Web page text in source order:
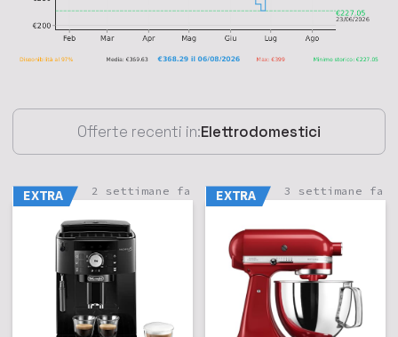
Offerte recenti in:Elettrodomestici
EXTRA 2 settimane fa EXTRA 3 settimane fa